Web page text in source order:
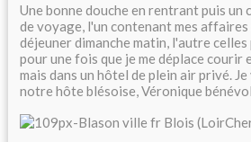
Une bonne douche en rentrant puis un
de voyage, l'un contenant mes
déjeuner dimanche matin, l'autre
pour une fois que je me déplace courir
mais dans un hôtel de plein air privé.
notre hôte blésoise, Véronique